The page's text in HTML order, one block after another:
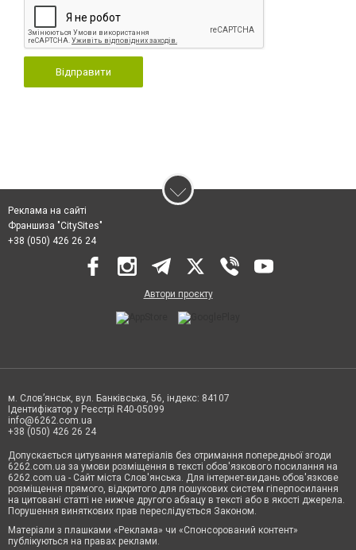
Відправити
Реклама на сайті
Франшиза "CitySites"
+38 (050) 426 26 24
Автори проєкту
м. Слов’янськ, вул. Банківська, 56, індекс: 84107
Ідентифікатор у Реєстрі R40-05099
info@6262.com.ua
+38 (050) 426 26 24
Допускається цитування матеріалів без отримання попередньої згоди
6262.com.ua за умови розміщення в тексті обов'язкового посилання на
6262.com.ua - Сайт міста Слов'янська. Для інтернет-видань обов'язкове
розміщення прямого, відкритого для пошукових систем гіперпосилання
на цитовані статті не нижче другого абзацу в тексті або в якості джерела.
Порушення виняткових прав переслідується Законом.
Матеріали з плашками «Реклама» чи «Спонсорований контент»
публікуються на правах реклами.